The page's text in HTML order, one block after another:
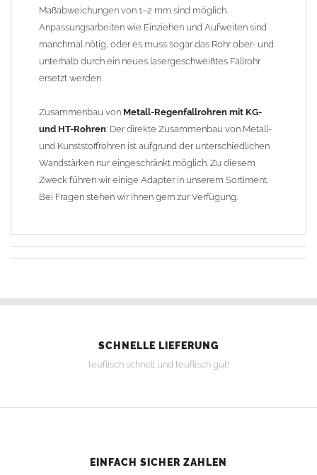
Maßabweichungen von 1–2 mm sind möglich.
Anpassungsarbeiten wie Einziehen und Aufweiten sind
manchmal nötig, oder es muss sogar das Rohr ober- und
unterhalb durch ein neues lasergeschweißtes Fallrohr
ersetzt werden.
Zusammenbau von Metall-Regenfallrohren mit KG-
und HT-Rohren: Der direkte Zusammenbau von Metall-
und Kunststoffrohren ist aufgrund der unterschiedlichen
Wandstärken nur eingeschränkt möglich. Zu diesem
Zweck führen wir einige Adapter in unserem Sortiment.
Bei Fragen stehen wir Ihnen gern zur Verfügung.
SCHNELLE LIEFERUNG
teuflisch schnell und teuflisch gut!
EINFACH SICHER ZAHLEN